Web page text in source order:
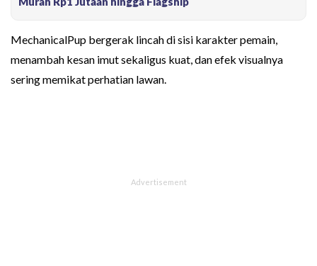
MechanicalPup bergerak lincah di sisi karakter pemain,
menambah kesan imut sekaligus kuat, dan efek visualnya
sering memikat perhatian lawan.